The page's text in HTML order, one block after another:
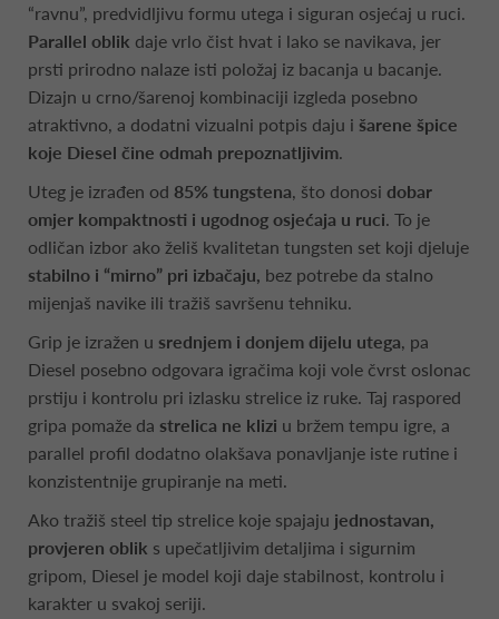
“ravnu”, predvidljivu formu utega i siguran osjećaj u ruci.
Parallel oblik daje vrlo čist hvat i lako se navikava, jer
prsti prirodno nalaze isti položaj iz bacanja u bacanje.
Dizajn u crno/šarenoj kombinaciji izgleda posebno
atraktivno, a dodatni vizualni potpis daju i šarene špice
koje Diesel čine odmah prepoznatljivim.
Uteg je izrađen od 85% tungstena, što donosi dobar
omjer kompaktnosti i ugodnog osjećaja u ruci. To je
odličan izbor ako želiš kvalitetan tungsten set koji djeluje
stabilno i “mirno” pri izbačaju, bez potrebe da stalno
mijenjaš navike ili tražiš savršenu tehniku.
Grip je izražen u srednjem i donjem dijelu utega, pa
Diesel posebno odgovara igračima koji vole čvrst oslonac
prstiju i kontrolu pri izlasku strelice iz ruke. Taj raspored
gripa pomaže da strelica ne klizi u bržem tempu igre, a
parallel profil dodatno olakšava ponavljanje iste rutine i
konzistentnije grupiranje na meti.
Ako tražiš steel tip strelice koje spajaju jednostavan,
provjeren oblik s upečatljivim detaljima i sigurnim
gripom, Diesel je model koji daje stabilnost, kontrolu i
karakter u svakoj seriji.